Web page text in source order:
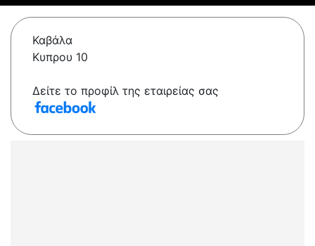
Καβάλα
Κυπρου 10
Δείτε το προφίλ της εταιρείας σας